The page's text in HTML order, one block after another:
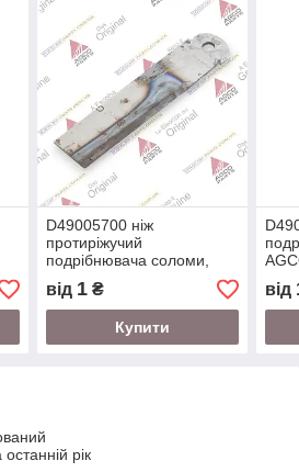
D49005700 ніж
протиріжучий
подрібнювача соломи,
комбайн Massey Ferguson
від 1₴
Купити
від
рік